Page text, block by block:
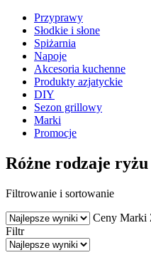
Przyprawy
Słodkie i słone
Spiżarnia
Napoje
Akcesoria kuchenne
Produkty azjatyckie
DIY
Sezon grillowy
Marki
Promocje
Różne rodzaje
Filtrowanie i sortowanie
Ceny Marki
Filtr